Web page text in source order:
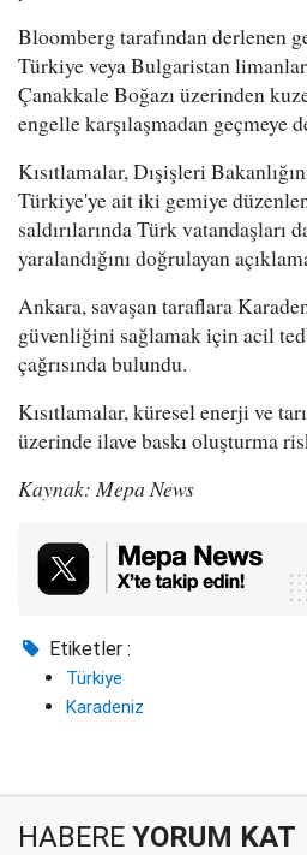
Bloomberg tarafından derlenen
Türkiye veya Bulgaristan
Çanakkale Boğazı üzerinden
engelle karşılaşmadan geçmeye
Kısıtlamalar, Dışişleri
Türkiye'ye ait iki gemiye
saldırılarında Türk vatandaşları
yaralandığını doğrulayan
Ankara, savaşan taraflara
güvenliğini sağlamak için acil
çağrısında bulundu.
Kısıtlamalar, küresel enerji ve
üzerinde ilave baskı oluşturma
Kaynak: Mepa News
Etiketler :
Türkiye
Karadeniz
HABERE YORUM KAT